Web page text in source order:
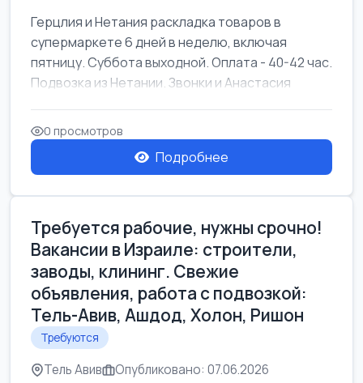
Герцлия и Нетания раскладка товаров в
супермаркете 6 дней в неделю, включая
пятницу. Суббота выходной. Оплата - 40-42 час.
Подвозка из Нетании. Звонки и Анастасия
0 просмотров
Подробнее
Требуется рабочие, нужны срочно!
Вакансии в Израиле: строители,
заводы, клининг. Свежие
объявления, работа с подвозкой:
Тель-Авив, Ашдод, Холон, Ришон
Требуются
Тель Авив Опубликовано: 07.06.2026